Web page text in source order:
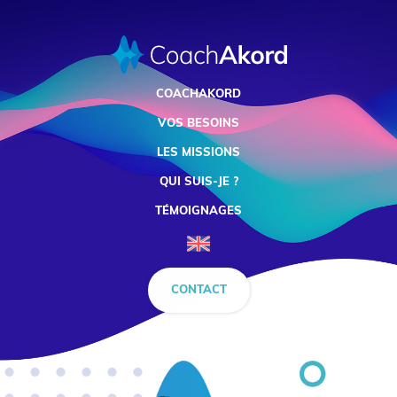
COACHAKORD
VOS BESOINS
LES MISSIONS
QUI SUIS-JE ?
TÉMOIGNAGES
CONTACT